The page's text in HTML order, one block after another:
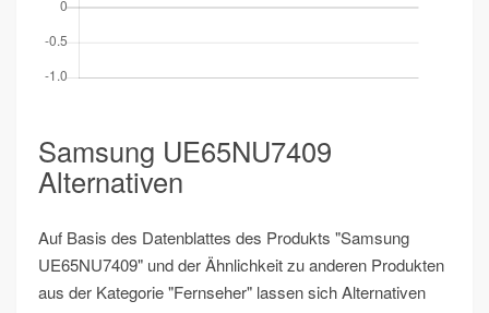
Samsung UE65NU7409
Alternativen
Auf Basis des Datenblattes des Produkts "Samsung
UE65NU7409" und der Ähnlichkeit zu anderen Produkten
aus der Kategorie "Fernseher" lassen sich Alternativen